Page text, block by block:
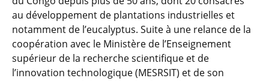
au développement de plantations industrielles et
notamment de l’eucalyptus. Suite à une relance de la
coopération avec le Ministère de l’Enseignement
supérieur de la recherche scientifique et de
l’innovation technologique (MESRSIT) et de son